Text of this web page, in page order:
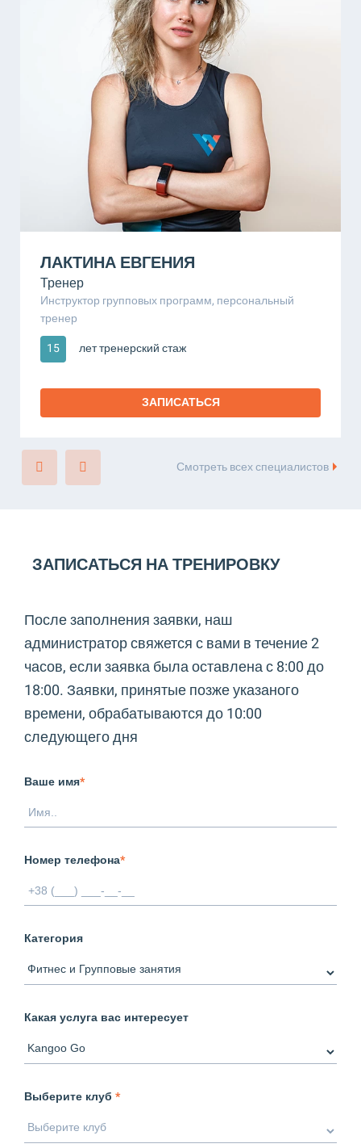
ЛАКТИНА ЕВГЕНИЯ
Тренер
Инструктор групповых программ, персональный
тренер
15
лет тренерский стаж
ЗАПИСАТЬСЯ
Смотреть всех специалистов
ЗАПИСАТЬСЯ НА ТРЕНИРОВКУ
После заполнения заявки, наш
администратор свяжется с вами в течение 2
часов, если заявка была оставлена с 8:00 до
18:00. Заявки, принятые позже указаного
времени, обрабатываются до 10:00
следующего дня
Ваше имя*
Номер телефона*
Категория
Какая услуга вас интересует
Выберите клуб *